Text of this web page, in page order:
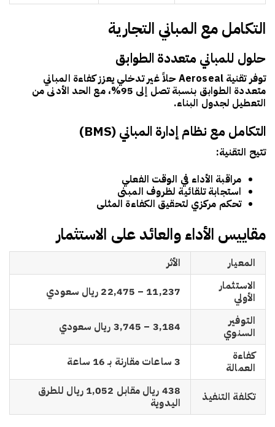
التكامل مع المباني التجارية
حلول للمباني متعددة الطوابق
توفر تقنيةAerosealحلاً غير تدخلي يعزز كفاءة المباني
متعددة الطوابق بنسبة تصل إلى 95%، مع الحد الأدنى من
التعطيل لجدول البناء.
التكامل مع نظام إدارة المباني (BMS)
تتيح التقنية:
مراقبة الأداء في الوقت الفعلي
استجابة تلقائية لظروف المبنى
تحكم مركزي لتحقيق الكفاءة المثلى
مقاييس الأداء والعائد على الاستثمار
المعيار
الأثر
الاستثمار
الأولي
11,237 – 22,475 ريال سعودي
التوفير
السنوي
3,184 – 3,745 ريال سعودي
كفاءة
العمالة
3 ساعات مقارنة بـ 16 ساعة
تكلفة التنفيذ
438 ريال مقابل 1,052 ريال للطرق
اليدوية